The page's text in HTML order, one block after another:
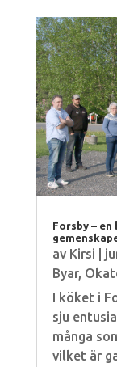
Forsby –
av Kirsi
Byar,
I köket i
sju
många
vilket är